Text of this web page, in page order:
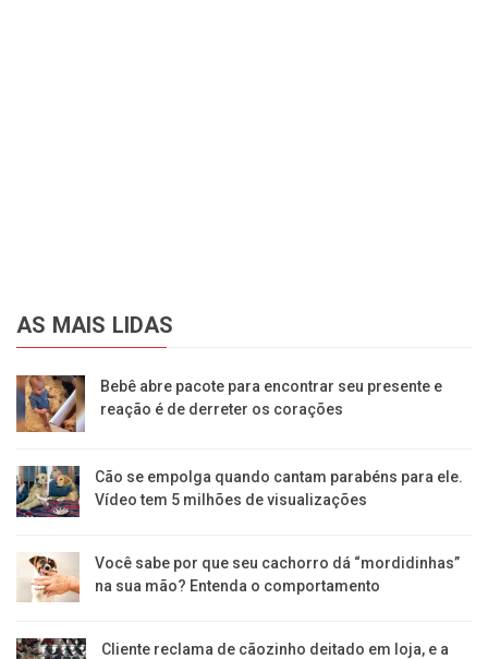
AS MAIS LIDAS
Bebê abre pacote para encontrar seu presente e
reação é de derreter os corações
Cão se empolga quando cantam parabéns para ele.
Vídeo tem 5 milhões de visualizações
Você sabe por que seu cachorro dá “mordidinhas”
na sua mão? Entenda o comportamento
Cliente reclama de cãozinho deitado em loja, e a